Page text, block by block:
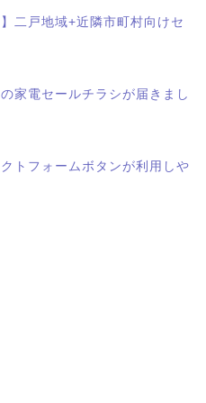
二戸地域+近隣市町村向けセ
家電セールチラシが届きまし
トフォームボタンが利用しや